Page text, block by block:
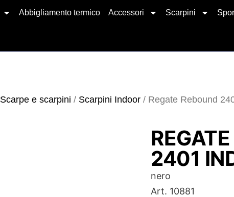
Abbigliamento termico Accessori Scarpini
Scarpe e scarpini / Scarpini Indoor / Regate Rebound
2401
nero
Art. 10881